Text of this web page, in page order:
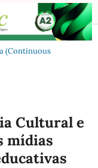
(Continuous
Cultural e
mídias